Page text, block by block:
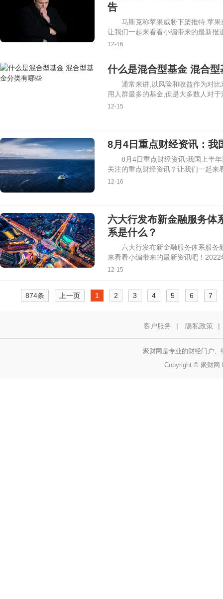
告
马斯克称苹果威胁下架推特:苹
让我们一起来看看小编带来的最新报
12-16
什么是混合型基金 混合
通常来讲,以风险和收益作为对
用人群最多的基金,但是大多数人对
12-15
8月4日重点财经资讯：我
8月4日重点财经资讯:我国上半
关注的重点财经资讯？让我们一起来
12-16
六大行发布新金融服务体
系是什么？
六大行发布新金融服务体系服务
来看看小编带来的最新资讯吧！2022
12-15
874条 上一页 1 2 3 4 5 6 7
客户服务 | 隐私政策 |
聚财网是专业的财经门户
Copyright © 聚财网